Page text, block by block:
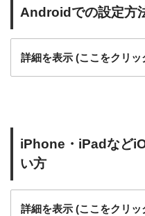
Androidでの設定方
詳細を表示 (ここをクリッ
iPhone・iPadなど
い方
詳細を表示 (ここをクリッ